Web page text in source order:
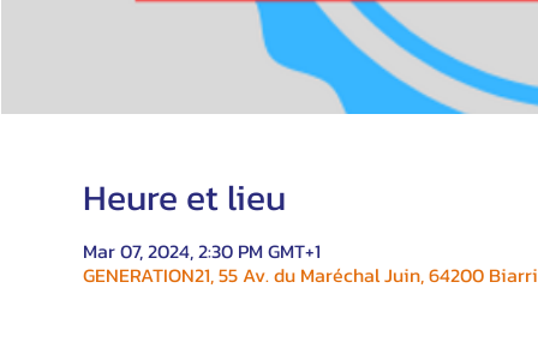
Heure et lieu
Mar 07, 2024, 2:30 PM GMT+1
GENERATION21, 55 Av. du Maréchal Juin, 64200